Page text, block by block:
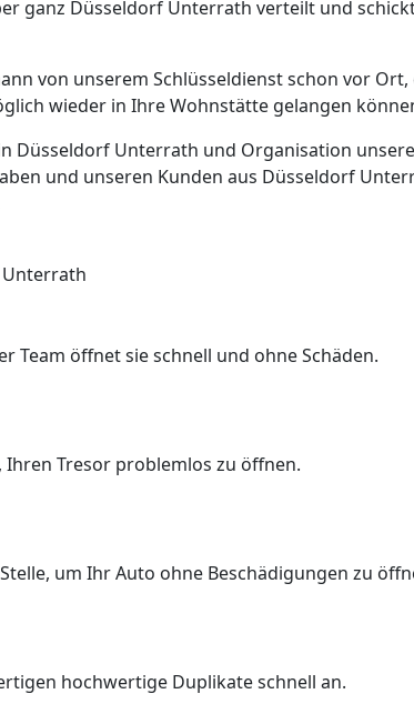
ganz Düsseldorf Unterrath verteilt und
von unserem Schlüsseldienst schon vor
wieder in Ihre Wohnstätte gelangen
Düsseldorf Unterrath und Organisation
und unseren Kunden aus Düsseldorf
Team öffnet sie schnell und ohne Schäden.
Ihren Tresor problemlos zu öffnen.
um Ihr Auto ohne Beschädigungen zu
hochwertige Duplikate schnell an.